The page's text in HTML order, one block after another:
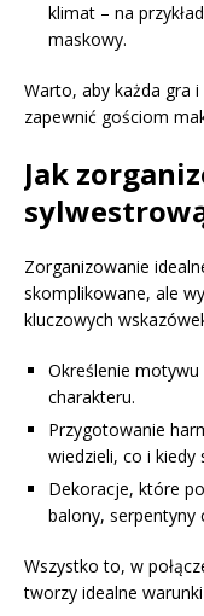
klimat – na
maskowy.
Warto, aby każda gra
zapewnić gościom
Jak
Zorganizowanie
skomplikowane, ale
kluczowych
Określenie
charakteru.
Przygotowanie
wiedzieli, co i kiedy
Dekoracje, które
balony, serpentyny
Wszystko to, w
tworzy idealne